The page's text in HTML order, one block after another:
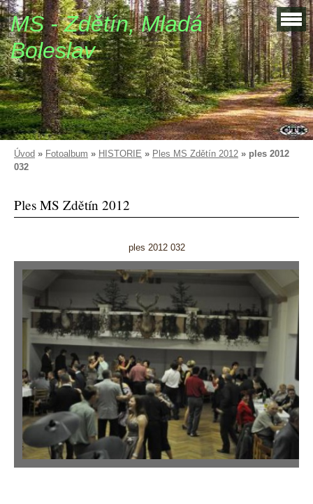
MS - Zdětín, Mladá
Boleslav
Úvod » Fotoalbum » HISTORIE » Ples MS Zdětín 2012 » ples 2012
032
Ples MS Zdětín 2012
ples 2012 032